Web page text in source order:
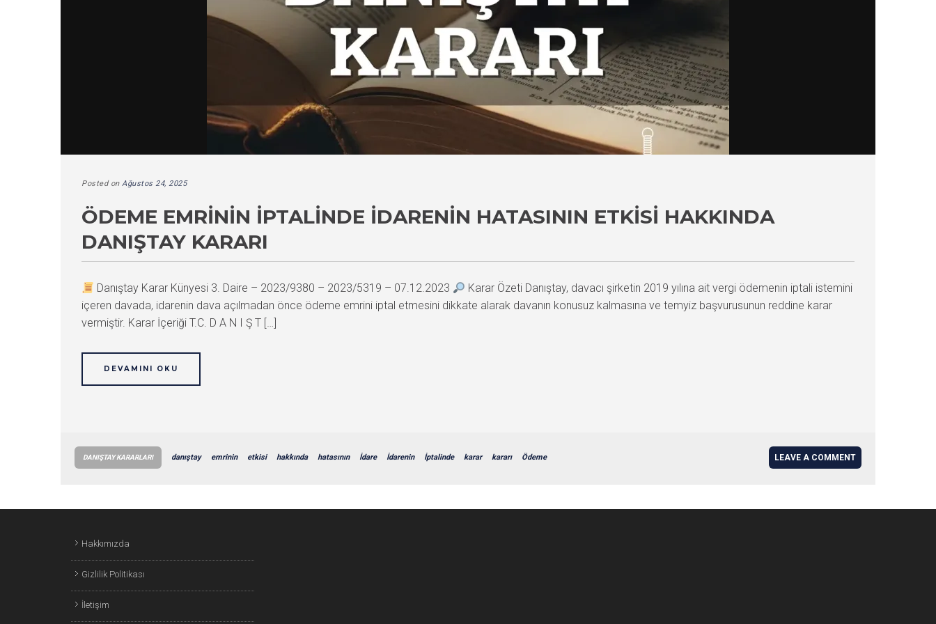
Posted on Ağustos 24, 2025
ÖDEME EMRININ İPTALINDE İDARENIN HATASININ ETKISI HAKKINDA
DANIŞTAY KARARI
Danıştay Karar Künyesi 3. Daire – 2023/9380 – 2023/5319 – 07.12.2023
Karar Özeti Danıştay, davacı şirketin 2019 yılına ait vergi ödemenin iptali istemini
içeren davada, idarenin dava açılmadan önce ödeme emrini iptal etmesini dikkate alarak davanın konusuz kalmasına ve temyiz başvurusunun reddine karar
vermiştir. Karar İçeriği T.C. D A N I Ş T […]
DEVAMINI OKU
DANIŞTAY KARARLARI danıştay emrinin etkisi hakkında hatasının İdare İdarenin İptalinde karar kararı Ödeme LEAVE A COMMENT
Hakkımızda
Gizlilik Politikası
İletişim